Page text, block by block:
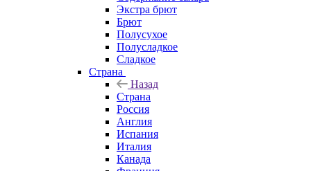
Экстра брют
Брют
Полусухое
Полусладкое
Сладкое
Страна
Назад
Страна
Россия
Англия
Испания
Италия
Канада